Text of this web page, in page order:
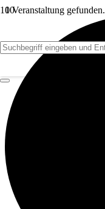
1 Veranstaltung gefunden.